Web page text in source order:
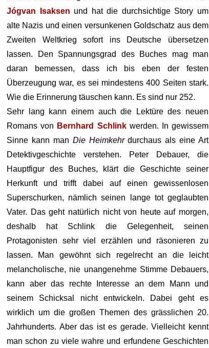
Jógvan Isaksen und hat die durchsichtige Story um
alte Nazis und einen versunkenen Goldschatz aus dem
Zweiten Weltkrieg sofort ins Deutsche übersetzen
lassen. Den Spannungsgrad des Buches mag man
daran bemessen, dass ich bis eben der festen
Überzeugung war, es sei mindestens 400 Seiten stark.
Wie die Erinnerung täuschen kann. Es sind nur 252.
Sehr lang kann einem auch die Lektüre des neuen
Romans von Bernhard Schlinkwerden. In gewissem
Sinne kann man Die Heimkehrdurchaus als eine Art
Detektivgeschichte verstehen. Peter Debauer, die
Hauptfigur des Buches, klärt die Geschichte seiner
Herkunft und trifft dabei auf einen gewissenlosen
Superschurken, nämlich seinen lange tot geglaubten
Vater. Das geht natürlich nicht von heute auf morgen,
deshalb hat Schlink die Gelegenheit, seinen
Protagonisten sehr viel erzählen und räsonieren zu
lassen. Man gewöhnt sich regelrecht an die leicht
melancholische, nie unangenehme Stimme Debauers,
kann aber das rechte Interesse an dem Mann und
seinem Schicksal nicht entwickeln. Dabei geht es
wirklich um die großen Themen des grässlichen 20.
Jahrhunderts. Aber das ist es gerade. Vielleicht kennt
man schon zu viele wahre und erfundene Geschichten